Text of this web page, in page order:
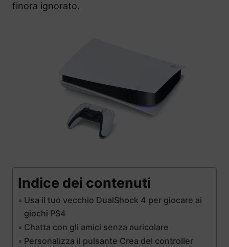
finora ignorato.
Indice dei contenuti
Usa il tuo vecchio DualShock 4 per giocare ai
giochi PS4
Chatta con gli amici senza auricolare
Personalizza il pulsante Crea del controller